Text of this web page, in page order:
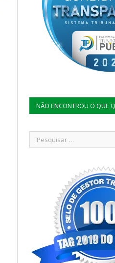
NÃO ENCONTROU O QUE